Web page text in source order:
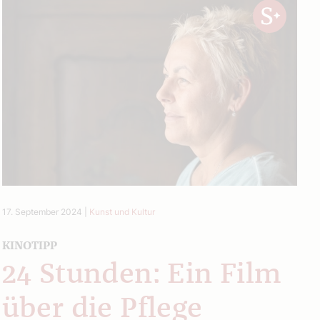
17. September 2024 Kunst und Kultur
KINOTIPP
24 Stunden: Ein Film
über die Pflege